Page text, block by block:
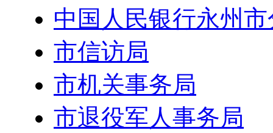
中国人民银行永州
市信访局
市机关事务局
市退役军人事务局